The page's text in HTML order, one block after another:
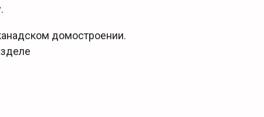
домостроении.